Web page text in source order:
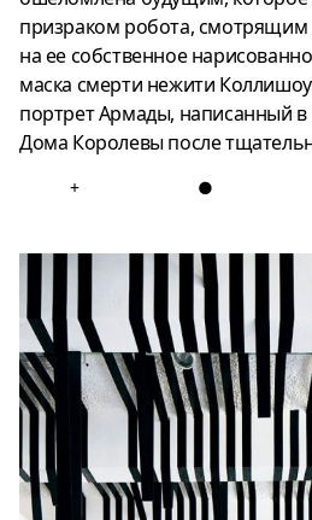
призраком робота,
на ее собственное
маска смерти нежити
портрет Армады, написанный в
Дома Королевы после
+ ●